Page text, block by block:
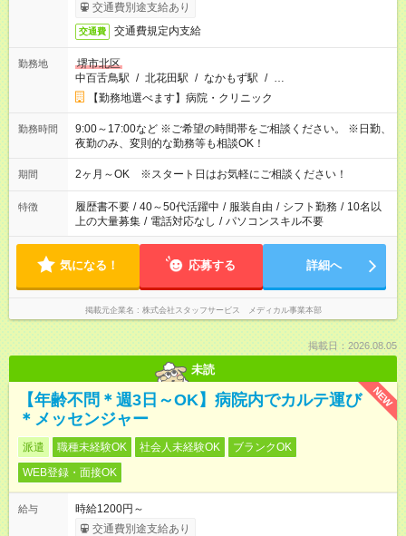
交通費別途支給あり
交通費 交通費規定内支給
勤務地
堺市北区
中百舌鳥駅 / 北花田駅 / なかもず駅 / …
【勤務地選べます】病院・クリニック
勤務時間
9:00～17:00など ※ご希望の時間帯をご相談ください。 ※日勤、
夜勤のみ、変則的な勤務等も相談OK！
期間 2ヶ月～OK ※スタート日はお気軽にご相談ください！
特徴 履歴書不要 / 40～50代活躍中 / 服装自由 / シフト勤務 / 10名以
上の大量募集 / 電話対応なし / パソコンスキル不要
気になる！ 応募する 詳細へ
掲載元企業名 株式会社スタッフサービス メディカル事業本部
掲載日：2026.08.05
未読
NEW
【年齢不問＊週3日～OK】病院内でカルテ運び
＊メッセンジャー
派遣 職種未経験OK 社会人未経験OK
ブランクOK
WEB登録・面接OK
給与
時給1200円～
交通費別途支給あり